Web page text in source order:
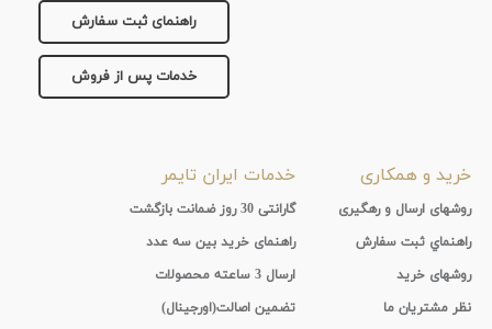
راهنمای ثبت سفارش
خدمات پس از فروش
خرید و همکاری
روشهای ارسال و رهگیری
راهنماي ثبت سفارش
روشهای خرید
نظر مشتریان ما
خدمات ایران تایمر
گارانتی 30 روز ضمانت بازگشت
راهنمای خرید بین سه عدد
ارسال 3 ساعته محصولات
تضمین اصالت(اورجینال)